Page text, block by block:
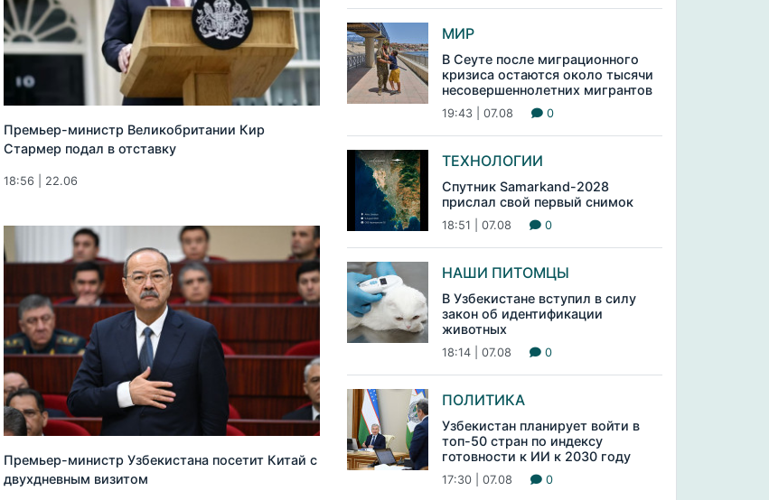
Премьер-министр Великобритании Кир
Стармер подал в отставку
18:56 | 22.06
Премьер-министр Узбекистана посетит Китай с
двухдневным визитом
МИР
В Сеуте после миграционного
кризиса остаются около тысячи
несовершеннолетних мигрантов
19:43 | 07.08 0
ТЕХНОЛОГИИ
Спутник Samarkand-2028
прислал свой первый снимок
18:51 | 07.08 0
НАШИ ПИТОМЦЫ
В Узбекистане вступил в силу
закон об идентификации
животных
18:14 | 07.08 0
ПОЛИТИКА
Узбекистан планирует войти в
топ-50 стран по индексу
готовности к ИИ к 2030 году
17:30 | 07.08 0